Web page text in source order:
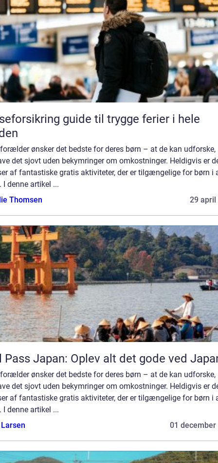
guide til trygge ferier i hele
ønsker det bedste for deres børn – at de kan
det sjovt uden bekymringer om omkostninger. Heldigvis er
af fantastiske gratis aktiviteter, der er tilgængelige for børn i
I denne artikel ...
Thomsen
29 april
Pass Japan: Oplev alt det gode ved
ønsker det bedste for deres børn – at de kan
det sjovt uden bekymringer om omkostninger. Heldigvis er
af fantastiske gratis aktiviteter, der er tilgængelige for børn i
I denne artikel ...
01 december